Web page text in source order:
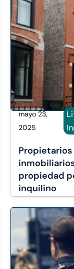
mayo 23,
2025
propiedad
inquilino